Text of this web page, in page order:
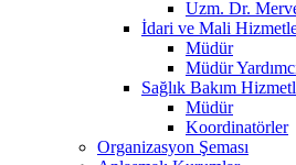
Uzm. Dr.
İdari ve Mali
Müdür
Müdür
Sağlık Bakım
Müdür
Koordinatörler
Organizasyon Şeması